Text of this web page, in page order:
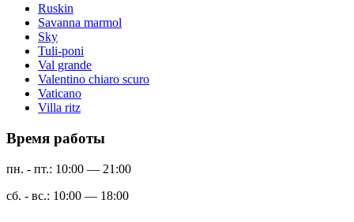
Ruskin
Savanna marmol
Sky
Tuli-poni
Val grande
Valentino chiaro scuro
Vaticano
Villa ritz
Время работы
пн. - пт.: 10:00 — 21:00
сб. - вс.: 10:00 — 18:00